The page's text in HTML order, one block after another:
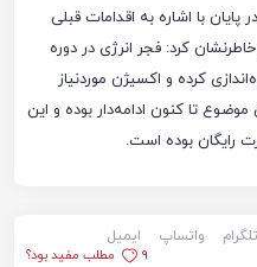
با اشاره به اقدامات قبلی
کرد: فجر انرژی در دوره
کرده و اکسیژن موردنیاز
تا کنون ادامه‌دار بوده و این
رایگان بوده است.
تلگرام واتساپ
ایمیل
9
مطلب مفید بود؟